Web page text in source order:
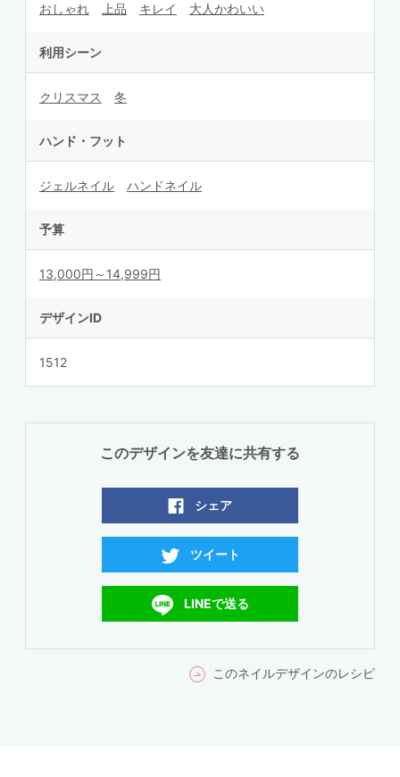
おしゃれ 上品 キレイ 大人かわいい
利用シーン
クリスマス 冬
ハンド・フット
ジェルネイル ハンドネイル
予算
13,000円～14,999円
デザインID
1512
このデザインを友達に共有する
シェア
ツイート
LINEで送る
このネイルデザインのレシピ